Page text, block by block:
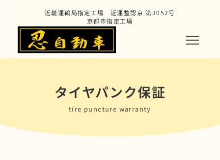
近畿運輸局指定工場 近運整認京 第3052号
京都市指定工場
タイヤパンク保証
tire puncture warranty